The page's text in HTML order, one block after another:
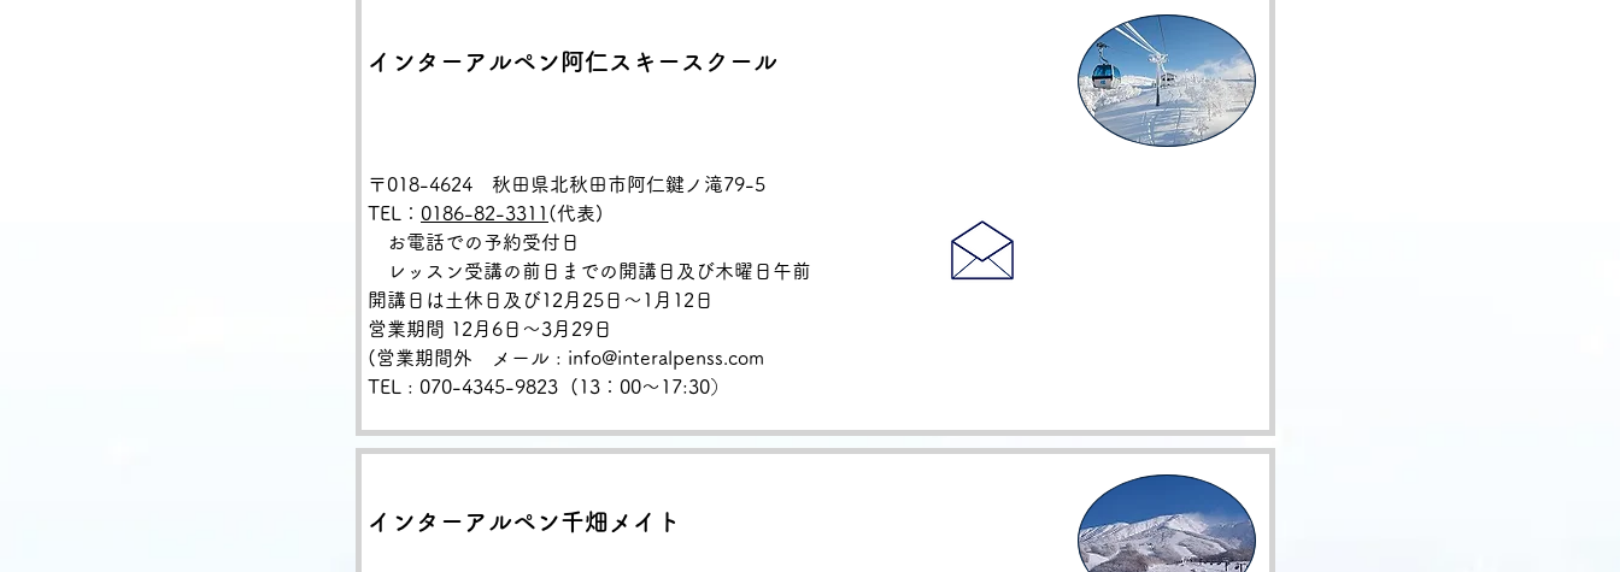
インターアルペン阿仁スキースクール
〒018-4624 秋田県北秋田市阿仁鍵ノ滝79-5
TEL： 0186-82-3311 (代表)
お電話での予約受付日
レッスン受講の前日までの開講日及び木曜日午前
開講日は土休日及び12月25日〜1月12日
営業期間 12月6日～3月29日
(営業期間外 メール : info@interalpenss.com
TEL
: 070-4345-9823 (13：00〜17:30）
インターアルペン千畑メイト